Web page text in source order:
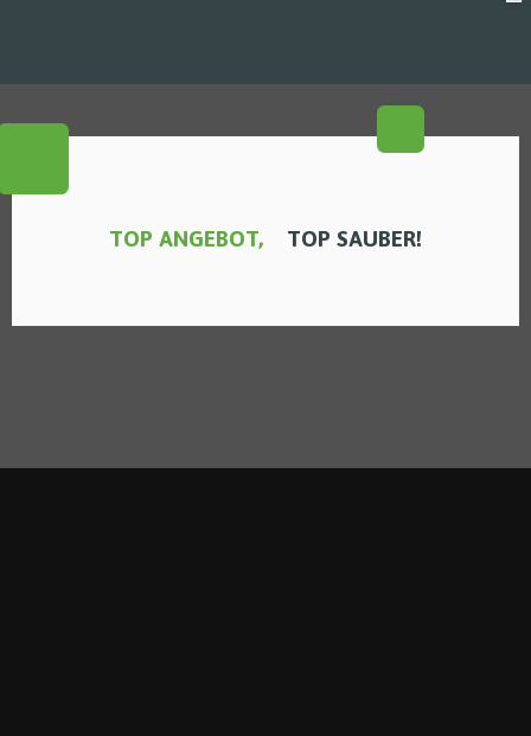
TOP ANGEBOT, TOP SAUBER!